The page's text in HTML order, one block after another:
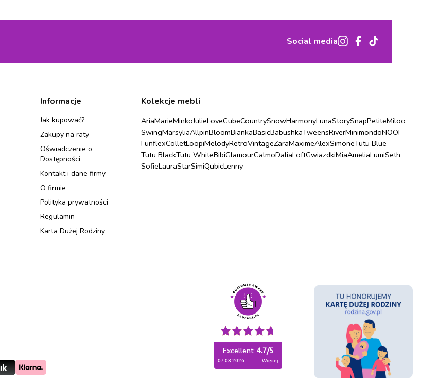
Social media
Informacje
Jak kupować?
Zakupy na raty
Oświadczenie o
Dostępności
Kontakt i dane firmy
O firmie
Polityka prywatności
Regulamin
Karta Dużej Rodziny
Kolekcje mebli
AriaMarieMinkoJulieLoveCubeCountrySnowHarmonyLunaStorySnapPetiteMiloo
SwingMarsyliaAllpinBloomBiankaBasicBabushkaTweensRiverMinimondoNOOI
FunflexColletLoopiMelodyRetroVintageZaraMaximeAlexSimoneTutu Blue
Tutu BlackTutu WhiteBibiGlamourCalmoDaliaLoftGwiazdkiMiaAmeliaLumiSeth
SofieLauraStarSimiQubicLenny
Excellent: 4.7/5
07.08.2026 więcej